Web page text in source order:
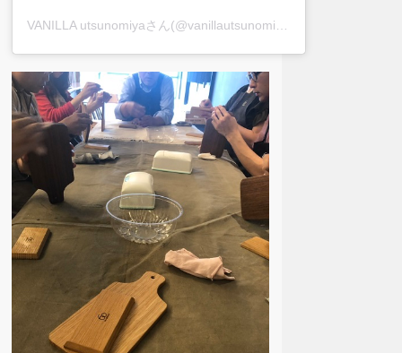
VANILLA utsunomiyaさん(@vanillautsunomiya)がシェアした投稿 –